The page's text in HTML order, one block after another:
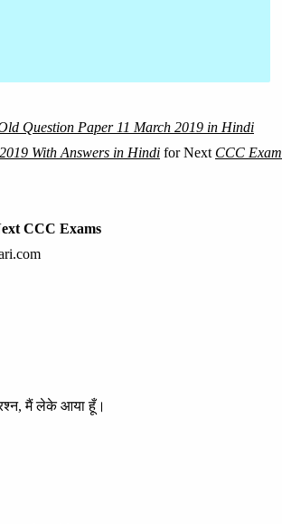
Question Paper 11 March 2019 in Hindi
With Answers in Hindi for Next CCC Exam
CCC Exams
मैं लेके आया हूँ।